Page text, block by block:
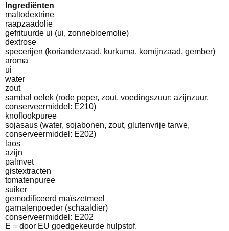
Ingrediënten
maltodextrine
raapzaadolie
gefrituurde ui (ui, zonnebloemolie)
dextrose
specerijen (korianderzaad, kurkuma, komijnzaad, gember)
aroma
ui
water
zout
sambal oelek (rode peper, zout, voedingszuur: azijnzuur,
conserveermiddel: E210)
knoflookpuree
sojasaus (water, sojabonen, zout, glutenvrije tarwe,
conserveermiddel: E202)
laos
azijn
palmvet
gistextracten
tomatenpuree
suiker
gemodificeerd maïszetmeel
garnalenpoeder (schaaldier)
conserveermiddel: E202
E = door EU goedgekeurde hulpstof.